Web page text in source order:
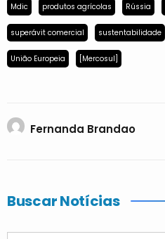
Mdic produtos agrícolas Rússia
superávit comercial sustentabilidade
União Europeia [Mercosul]
Fernanda Brandao
Buscar Notícias